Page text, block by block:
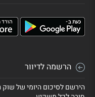
הרשמה לדיוור
הירשם לסיכום היומי של שוק